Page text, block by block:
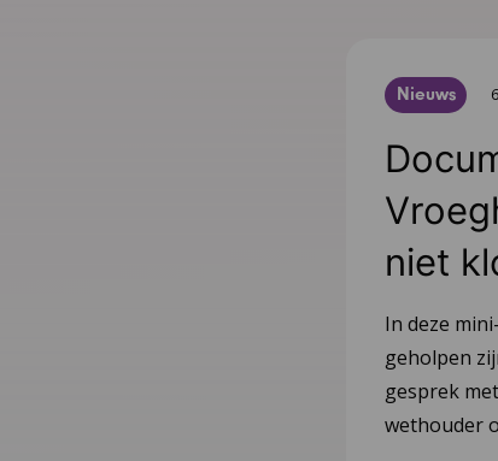
Nieuws
niet
In deze
geholpen
gesprek
wethouder